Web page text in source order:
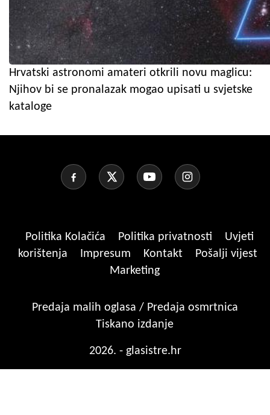
Hrvatski astronomi amateri otkrili novu maglicu:
Njihov bi se pronalazak mogao upisati u svjetske
kataloge
Politika Kolačića Politika privatnosti
Uvjeti
korištenja
Impresum Kontakt
Pošalji vijest
Marketing
Predaja malih oglasa / Predaja osmrtnica
Tiskano izdanje
2026. - glasistre.hr